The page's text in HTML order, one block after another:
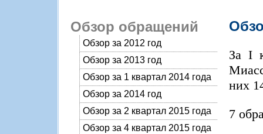
Обзор обращений
Обзор за 2012 год
Обзор за 2013 год
Обзор за 1 квартал 2014 года
Обзор за 2014 год
Обзор за 2 квартал 2015 года
Обзор за 4 квартал 2015 года
За I
них
7